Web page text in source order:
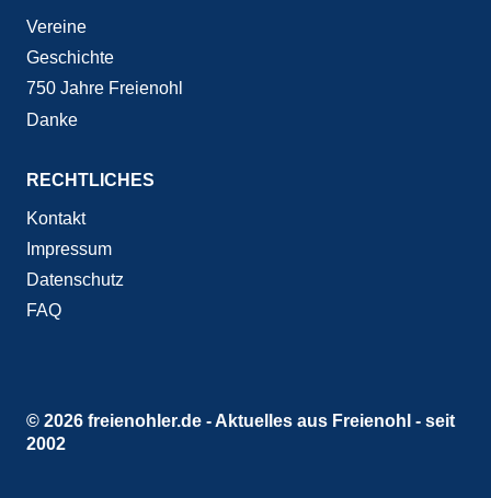
Vereine
Geschichte
750 Jahre Freienohl
Danke
RECHTLICHES
Kontakt
Impressum
Datenschutz
FAQ
© 2026 freienohler.de - Aktuelles aus Freienohl - seit
2002